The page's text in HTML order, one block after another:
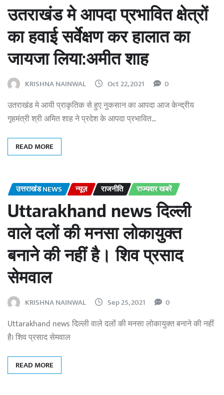
उतराखंड मे आपदा प्रभावित क्षेत्रों
का हवाई सर्वेक्षण कर हालात का
जायजा लिया:अमीत शाह
KRISHNA NAINWAL Oct 22, 2021 0
उतराखंड मे आयी प्राकृतिक से हुए नुकसान का आपदा आज केन्द्रीय
गृहमंत्री श्री अमित शाह ने प्रदेश के आपदा प्रभावित…
READ MORE
उत्तराखंड NEWS न्यूज़ राजनीति राज्यवार खबरें
Uttarakhand news दिल्ली
वाले दलों की मनसा लोकायुक्त
बनाने की नहीं है। शिव प्रसाद
सेमवाल
KRISHNA NAINWAL Sep 25, 2021 0
Uttarakhand news दिल्ली वाले दलों की मनसा लोकायुक्त बनाने की नहीं
है। शिव प्रसाद सेमवाल
READ MORE